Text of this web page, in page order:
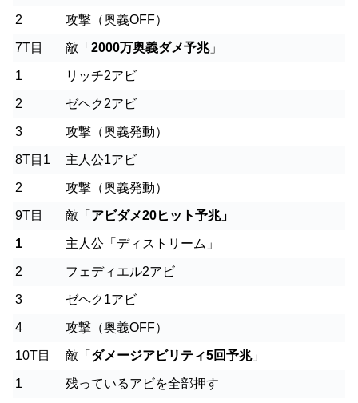
2 攻撃（奥義OFF）
7T目 敵「 2000万奥義ダメ予兆」
1 リッチ2アビ
2 ゼヘク2アビ
3 攻撃（奥義発動）
8T目1 主人公1アビ
2 攻撃（奥義発動）
9T目 敵「 アビダメ20ヒット予兆」
1 主人公「ディストリーム」
2 フェディエル2アビ
3 ゼヘク1アビ
4 攻撃（奥義OFF）
10T目 敵「 ダメージアビリティ5回予兆」
1 残っているアビを全部押す